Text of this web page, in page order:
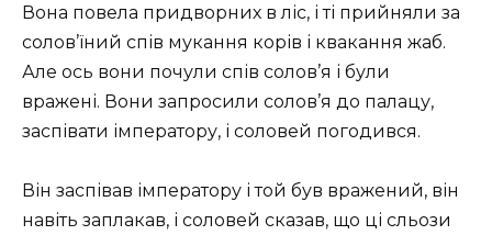
Вона повела придворних в ліс, і ті прийняли за
солов’їний спів мукання корів і квакання жаб.
Але ось вони почули спів солов’я і були
вражені. Вони запросили солов’я до палацу,
заспівати імператору, і соловей погодився.
Він заспівав імператору і той був вражений, він
навіть заплакав, і соловей сказав, що ці сльози